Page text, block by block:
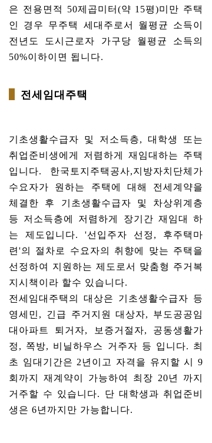
은 전용면적 50제곱미터(약 15평)미만 주택
인 경우 무주택 세대주로서 월평균 소득이
전년도 도시근로자 가구당 월평균 소득의
50%이하이면 됩니다.
전세임대주택
기초생활수급자 및 저소득층, 대학생 또는
취업준비생에게 저렴하게 재임대하는 주택
입니다. 한국토지주택공사,지방자치단체가
수요자가 원하는 주택에 대해 전세계약을
체결한 후 기초생활수급자 및 차상위계층
등 저소득층에 저렴하게 장기간 재임대 하
는 제도입니다. '선입주자 선정, 후주택마
련'의 절차로 수요자의 취향에 맞는 주택을
선정하여 지원하는 제도로서 맞춤형 주거복
지시책이라 할수 있습니다.
전세임대주택의 대상은 기초생활수급자 등
영세민, 긴급 주거지원 대상자, 부도공공임
대아파트 퇴거자, 보증거절자, 공동생활가
정, 쪽방, 비닐하우스 거주자 등 입니다. 최
초 임대기간은 2년이고 자격을 유지할 시 9
회까지 재계약이 가능하여 최장 20년 까지
거주할 수 있습니다. 단 대학생과 취업준비
생은 6년까지만 가능합니다.